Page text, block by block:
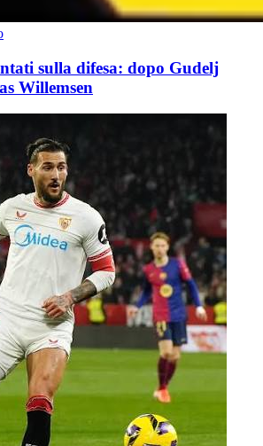
sulla difesa: dopo Gudelj
Willemsen